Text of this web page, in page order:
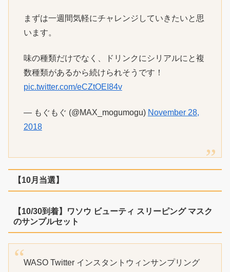
まずは一週間気軽にチャレンジしていきたいと思
います。
味の種類だけでなく、ドリンクにシリアルにと複
数種類があるから続けられそうです！
pic.twitter.com/eCZtOEI84v
— もぐもぐ (@MAX_mogumogu) November 28,
2018
【10月当選】
【10/30到着】ワソウ ビューティ スリーピング マスク
のサンプルセット
WASO Twitter インスタントウィンサンプリング